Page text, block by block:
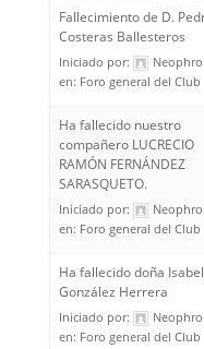
Fallecimiento de D.
Costeras Ballesteros
Iniciado por:
en: Foro general del Club
Ha fallecido nuestro
compañero LUCRECIO
RAMÓN FERNÁNDEZ
SARASQUETO.
Iniciado por:
en: Foro general del Club
Ha fallecido doña Isabel
González Herrera
Iniciado por:
en: Foro general del Club